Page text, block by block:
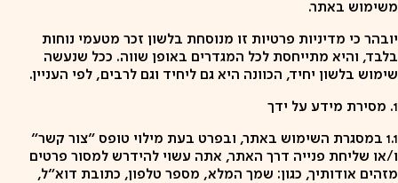
משימוש באתר.
יובהר כי מדיניות פרטיות זו מנוסחת בלשון זכר מטעמי נוחות
בלבד, והיא מתייחסת לכל המגדרים באופן שווה. ככל שנעשה
שימוש בלשון יחיד, הכוונה היא גם ליחיד וגם לרבים, לפי העניין.
1. מסירת מידע על ידך
1.1 במסגרת השימוש באתר, ובפרט בעת מילוי טופס "צור קשר"
ו/או שליחת פנייה דרך האתר, אתה עשוי להידרש למסור פרטים
מזהים אודותיך, כגון: שמך המלא, מספר טלפון, כתובת דוא"ל,